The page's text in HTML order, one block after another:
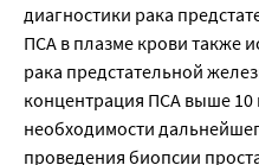
диагностики рака
ПСА в плазме крови также
рака предстательной
концентрация ПСА выше 10
необходимости
проведения биопсии